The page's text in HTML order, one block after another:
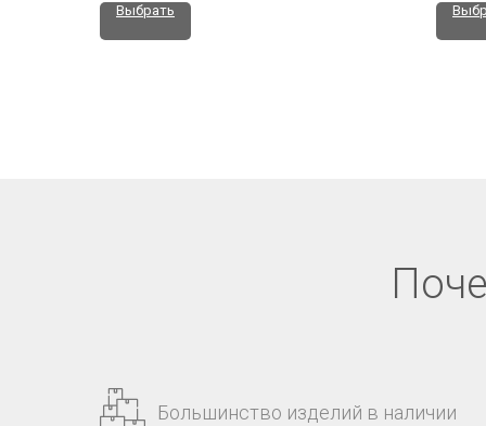
Выбрать
Большинство изделий в наличии